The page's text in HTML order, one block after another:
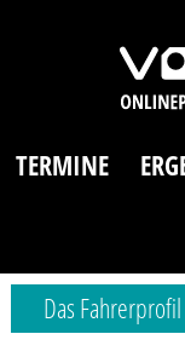
TERMINE
Das